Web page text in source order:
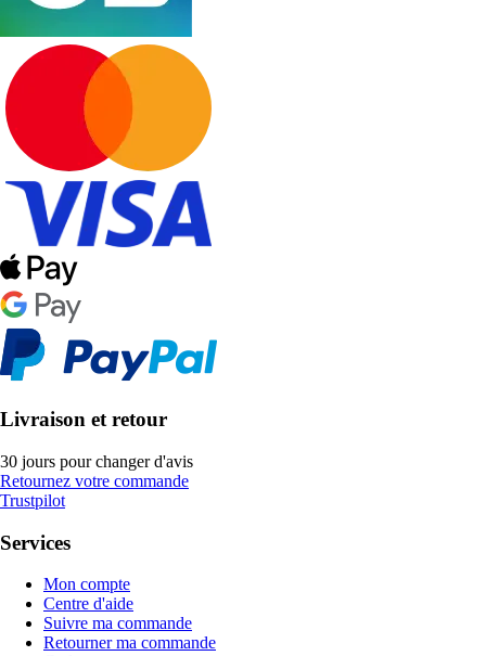
Livraison et retour
30 jours pour changer d'avis
Retournez votre commande
Trustpilot
Services
Mon compte
Centre d'aide
Suivre ma commande
Retourner ma commande